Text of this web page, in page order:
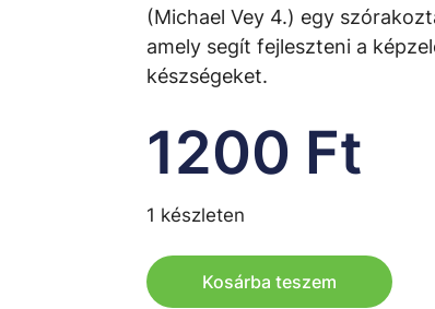
(Michael Vey 4.) egy
amely segít fejleszteni a
készségeket.
1200 Ft
1 készleten
Kosárba teszem